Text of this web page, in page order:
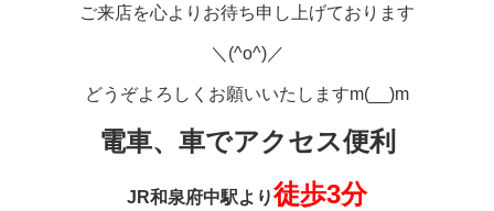
ご来店を心よりお待ち申し上げております
＼(^o^)／
どうぞよろしくお願いいたしますm(__)m
電車、車でアクセス便利
JR和泉府中駅より徒歩3分